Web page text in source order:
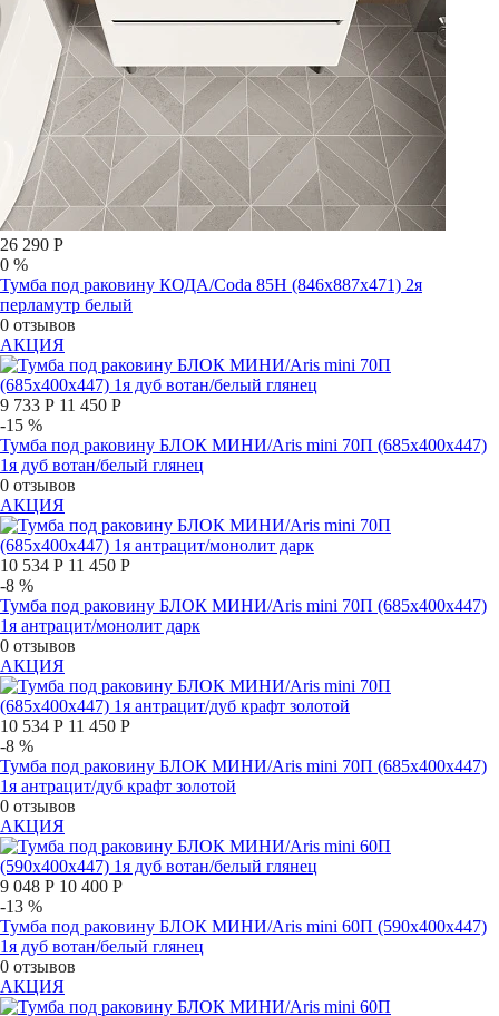
26 290 Р
0 %
Тумба под раковину КОДА/Coda 85Н (846х887х471) 2я
перламутр белый
0 отзывов
АКЦИЯ
9 733 Р 11 450 Р
-15 %
Тумба под раковину БЛОК МИНИ/Aris mini 70П (685х400х447)
1я дуб вотан/белый глянец
0 отзывов
АКЦИЯ
10 534 Р 11 450 Р
-8 %
Тумба под раковину БЛОК МИНИ/Aris mini 70П (685х400х447)
1я антрацит/монолит дарк
0 отзывов
АКЦИЯ
10 534 Р 11 450 Р
-8 %
Тумба под раковину БЛОК МИНИ/Aris mini 70П (685х400х447)
1я антрацит/дуб крафт золотой
0 отзывов
АКЦИЯ
9 048 Р 10 400 Р
-13 %
Тумба под раковину БЛОК МИНИ/Aris mini 60П (590х400х447)
1я дуб вотан/белый глянец
0 отзывов
АКЦИЯ